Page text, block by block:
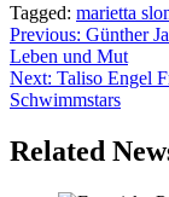
Tagged: marietta
Post
navigation
Previous: Günther
Leben und Mut
Next: Taliso Engel
Schwimmstars
Related